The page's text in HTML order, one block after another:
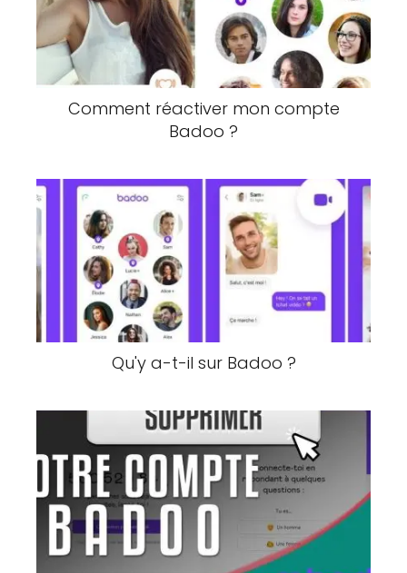
Comment réactiver mon compte
Badoo ?
Qu'y a-t-il sur Badoo ?